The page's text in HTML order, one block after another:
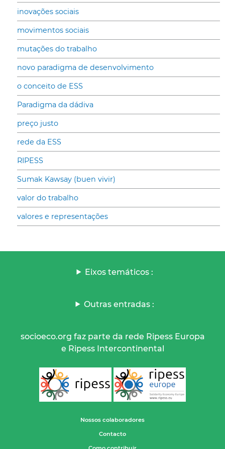
inovações sociais
movimentos sociais
mutações do trabalho
novo paradigma de desenvolvimento
o conceito de ESS
Paradigma da dádiva
preço justo
rede da ESS
RIPESS
Sumak Kawsay (buen vivir)
valor do trabalho
valores e representações
Eixos temáticos :
Outras entradas :
socioeco.org faz parte da rede Ripess Europa
e Ripess Intercontinental
Nossos colaboradores
Contacto